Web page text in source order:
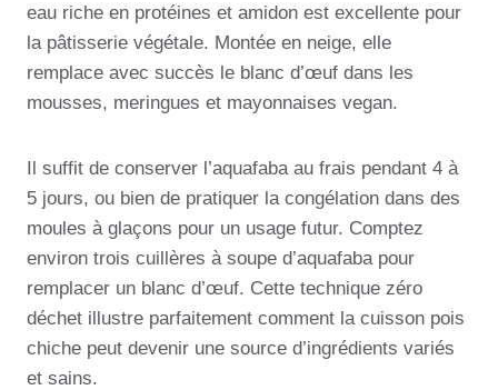
eau riche en protéines et amidon est excellente pour
la pâtisserie végétale. Montée en neige, elle
remplace avec succès le blanc d’œuf dans les
mousses, meringues et mayonnaises vegan.
Il suffit de conserver l’aquafaba au frais pendant 4 à
5 jours, ou bien de pratiquer la congélation dans des
moules à glaçons pour un usage futur. Comptez
environ trois cuillères à soupe d’aquafaba pour
remplacer un blanc d’œuf. Cette technique zéro
déchet illustre parfaitement comment la cuisson pois
chiche peut devenir une source d’ingrédients variés
et sains.